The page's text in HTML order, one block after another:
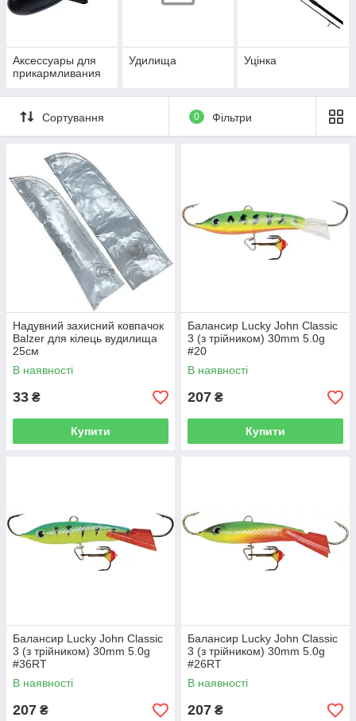
Аксессуары для
прикармливания
Удилища Уцінка
Сортування 0 Фільтри
Надувний захисний ковпачок
Balzer для кілець вудилища
25см
В наявності
33 ₴
Купити
Балансир Lucky John Classic
3 (з трійником) 30mm 5.0g
#20
В наявності
207 ₴
Купити
Балансир Lucky John Classic
3 (з трійником) 30mm 5.0g
#36RT
В наявності
207 ₴
Балансир Lucky John Classic
3 (з трійником) 30mm 5.0g
#26RT
В наявності
207 ₴